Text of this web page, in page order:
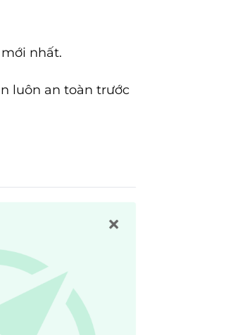
nhất.
luôn an toàn trước